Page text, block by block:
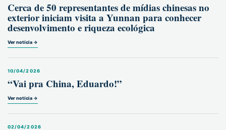
Cerca de 50 representantes de mídias chinesas no
exterior iniciam visita a Yunnan para conhecer
desenvolvimento e riqueza ecológica
Ver notícia →
10/04/2026
“Vai pra China, Eduardo!”
Ver notícia →
02/04/2026